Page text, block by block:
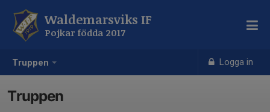
Truppen Logga in
Waldemarsviks IF
Pojkar födda 2017
Truppen